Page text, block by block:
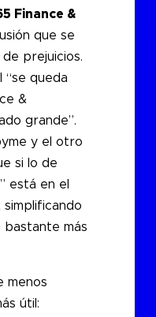
Finance &
que se
de prejuicios.
“se queda
&
grande”.
y el otro
si lo de
está en el
simplificando
más
menos
útil: